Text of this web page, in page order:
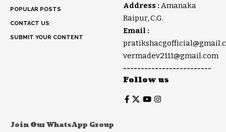
POPULAR POSTS
CONTACT US
SUBMIT YOUR CONTENT
Address : Amanaka
Raipur, C.G.
Email :
vermadev2111@gmail.com
-------------------------
Follow us
Join Our WhatsApp Group